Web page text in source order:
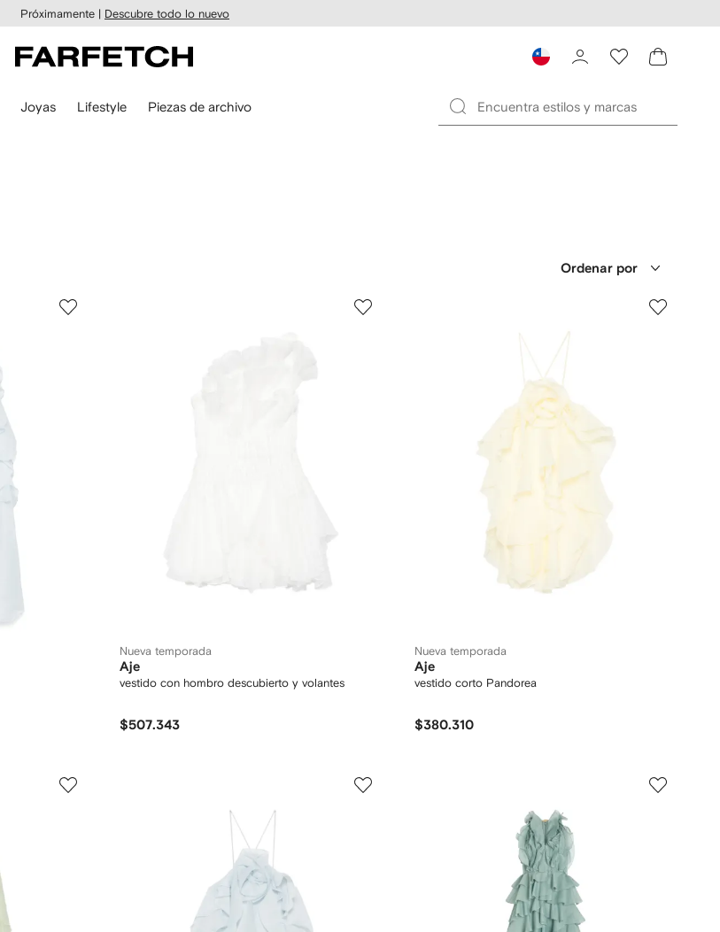
Próximamente | Descubre todo lo nuevo
Joyas Lifestyle Piezas de archivo
Ordenar por
Nueva temporada
Aje
vestido con hombro descubierto y volantes
$507.343
Nueva temporada
Aje
vestido corto Pandorea
$380.310